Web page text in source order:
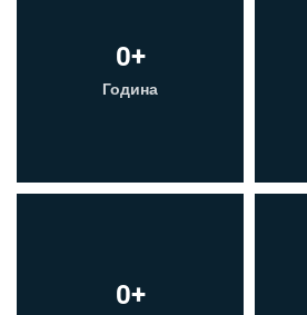
0+
Година
0+